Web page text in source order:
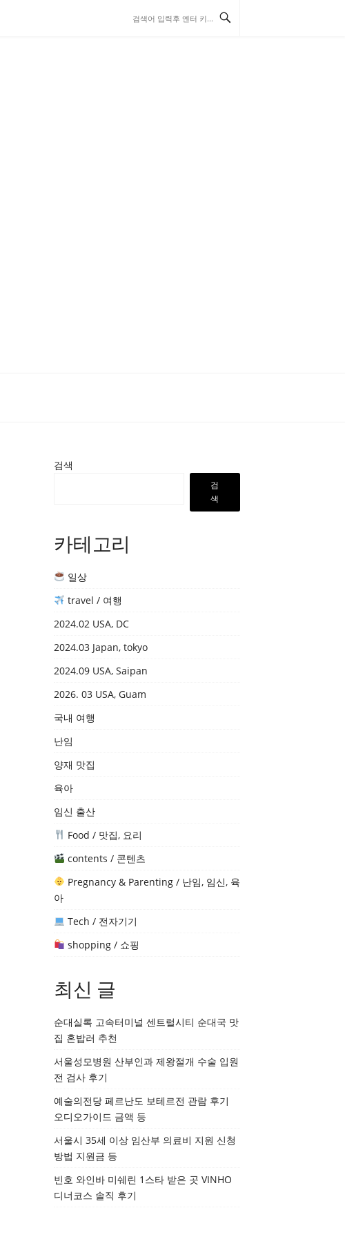
검색
검
색
카테고리
일상
travel / 여행
2024.02 USA, DC
2024.03 Japan, tokyo
2024.09 USA, Saipan
2026. 03 USA, Guam
국내 여행
난임
양재 맛집
육아
임신 출산
Food / 맛집, 요리
contents / 콘텐츠
Pregnancy & Parenting / 난임, 임신, 육
아
Tech / 전자기기
shopping / 쇼핑
최신 글
순대실록 고속터미널 센트럴시티 순대국 맛
집 혼밥러 추천
서울성모병원 산부인과 제왕절개 수술 입원
전 검사 후기
예술의전당 페르난도 보테르전 관람 후기
오디오가이드 금액 등
서울시 35세 이상 임산부 의료비 지원 신청
방법 지원금 등
빈호 와인바 미쉐린 1스타 받은 곳 VINHO
디너코스 솔직 후기